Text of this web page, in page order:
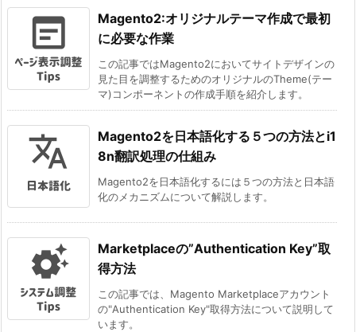
Magento2:オリジナルテーマ作成で最初
に必要な作業
この記事ではMagento2においてサイトデザインの
見た目を調整するためのオリジナルのTheme(テー
マ)コンポーネントの作成手順を紹介します。
Magento2を日本語化する５つの方法とi1
8n翻訳処理の仕組み
Magento2を日本語化するには５つの方法と日本語
化のメカニズムについて解説します。
Marketplaceの”Authentication Key”取
得方法
この記事では、Magento Marketplaceアカウント
の"Authentication Key"取得方法について説明して
います。